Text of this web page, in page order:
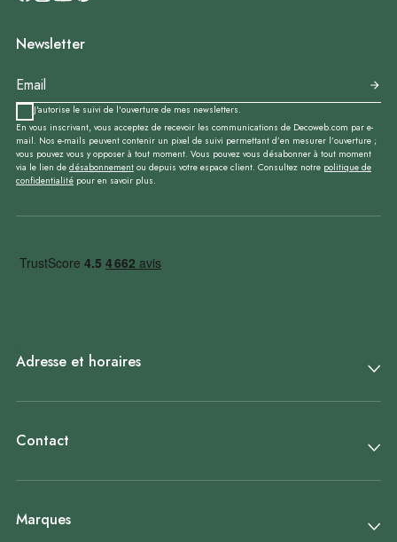
Newsletter
J'autorise le suivi de l'ouverture de mes newsletters.
En vous inscrivant, vous acceptez de recevoir les communications de Decoweb.com par e-
mail. Nos e-mails peuvent contenir un pixel de suivi permettant d’en mesurer l’ouverture ;
vous pouvez vous y opposer à tout moment. Vous pouvez vous désabonner à tout moment
via le lien de désabonnement ou depuis votre espace client. Consultez notre politique de
confidentialité pour en savoir plus.
Adresse et horaires
Contact
Marques